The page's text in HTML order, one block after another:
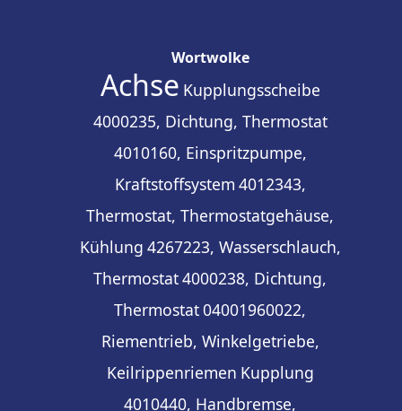
Wortwolke
Achse Kupplungsscheibe
4000235, Dichtung, Thermostat
4010160, Einspritzpumpe,
Kraftstoffsystem 4012343,
Thermostat, Thermostatgehäuse,
Kühlung 4267223, Wasserschlauch,
Thermostat4000238, Dichtung,
Thermostat04001960022,
Riementrieb, Winkelgetriebe,
Keilrippenriemen Kupplung
4010440, Handbremse,